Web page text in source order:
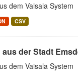
dem Vaisala System
CSV
der Stadt
dem Vaisala System